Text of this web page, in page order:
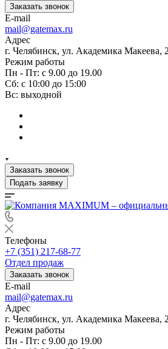
Заказать звонок
E-mail
mail@gatemax.ru
Адрес
г. Челябинск, ул. Академика Макеева,
Режим работы
Пн - Пт: с 9.00 до 19.00
Сб: с 10:00 до 15:00
Вс: выходной
Заказать звонок
Подать заявку
Телефоны
+7 (351) 217-68-77
Отдел продаж
Заказать звонок
E-mail
mail@gatemax.ru
Адрес
г. Челябинск, ул. Академика Макеева,
Режим работы
Пн - Пт: с 9.00 до 19.00